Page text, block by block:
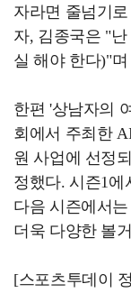
자라면 줄넘기
자, 김종국은 "
실 해야 한다)"
한편 '상남자의
회에서 주최한
원 사업에 선정
정했다. 시즌1
다음 시즌에서
더욱 다양한 볼
[스포츠투데이